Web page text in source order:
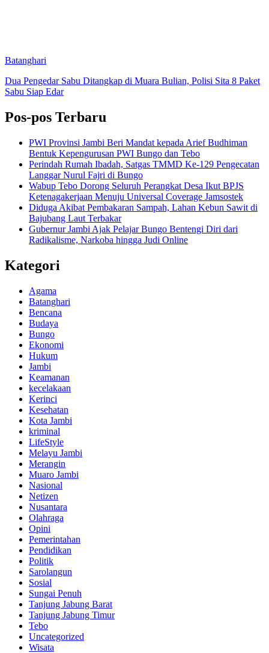
Batanghari
Dua Pengedar Sabu Ditangkap di Muara Bulian, Polisi Sita 8 Paket
Sabu Siap Edar
Pos-pos Terbaru
PWI Provinsi Jambi Beri Mandat kepada Arief Budhiman
Bentuk Kepengurusan PWI Bungo dan Tebo
Perindah Rumah Ibadah, Satgas TMMD Ke-129 Pengecatan
Langgar Nurul Fajri di Bungo
Wabup Tebo Dorong Seluruh Perangkat Desa Ikut BPJS
Ketenagakerjaan Menuju Universal Coverage Jamsostek
Diduga Akibat Pembakaran Sampah, Lahan Kebun Sawit di
Bajubang Laut Terbakar
Gubernur Jambi Ajak Pelajar Bungo Bentengi Diri dari
Radikalisme, Narkoba hingga Judi Online
Kategori
Agama
Batanghari
Bencana
Budaya
Bungo
Ekonomi
Hukum
Jambi
Keamanan
kecelakaan
Kerinci
Kesehatan
Kota Jambi
kriminal
LifeStyle
Melayu Jambi
Merangin
Muaro Jambi
Nasional
Netizen
Nusantara
Olahraga
Opini
Pemerintahan
Pendidikan
Politik
Sarolangun
Sosial
Sungai Penuh
Tanjung Jabung Barat
Tanjung Jabung Timur
Tebo
Uncategorized
Wisata